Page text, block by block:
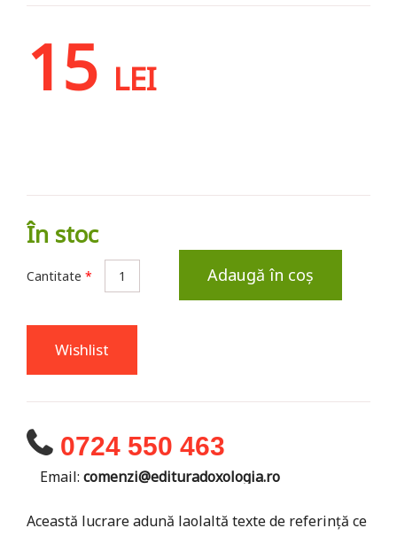
15 LEI
În stoc
Cantitate * Adaugă în coș
Wishlist
0724 550 463
Email: comenzi@edituradoxologia.ro
Această lucrare adună laolaltă texte de referință ce